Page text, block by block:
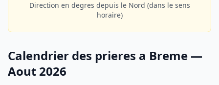
Direction en degres depuis le Nord (dans le sens
horaire)
Calendrier des prieres a Breme —
Aout 2026